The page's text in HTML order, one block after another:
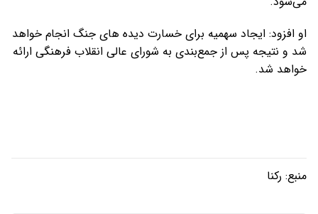
او افزود: ایجاد سهمیه برای خسارت دیده های جنگ انجام خواهد
شد و نتیجه پس از جمع‌بندی به شورای عالی انقلاب فرهنگی ارائه
خواهد شد.
منبع: رکنا